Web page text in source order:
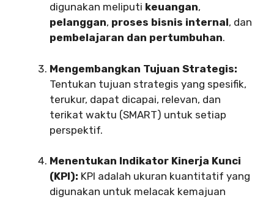
digunakan meliputi keuangan,
pelanggan, proses bisnis internal, dan
pembelajaran dan pertumbuhan.
Mengembangkan Tujuan Strategis:
Tentukan tujuan strategis yang spesifik,
terukur, dapat dicapai, relevan, dan
terikat waktu (SMART) untuk setiap
perspektif.
Menentukan Indikator Kinerja Kunci
(KPI): KPI adalah ukuran kuantitatif yang
digunakan untuk melacak kemajuan